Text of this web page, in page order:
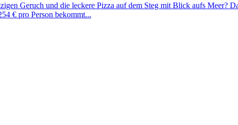
Geruch und die leckere Pizza auf dem Steg mit Blick aufs Meer?
€ pro Person bekommt...